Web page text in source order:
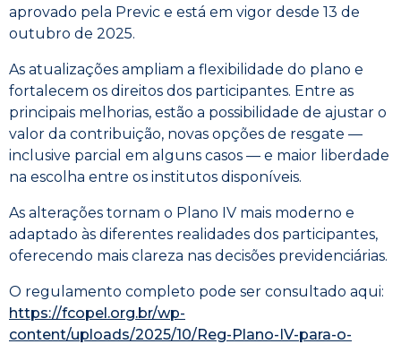
aprovado pela Previc e está em vigor desde 13 de
outubro de 2025.
As atualizações ampliam a flexibilidade do plano e
fortalecem os direitos dos participantes. Entre as
principais melhorias, estão a possibilidade de ajustar o
valor da contribuição, novas opções de resgate —
inclusive parcial em alguns casos — e maior liberdade
na escolha entre os institutos disponíveis.
As alterações tornam o Plano IV mais moderno e
adaptado às diferentes realidades dos participantes,
oferecendo mais clareza nas decisões previdenciárias.
O regulamento completo pode ser consultado aqui:
https://fcopel.org.br/wp-
content/uploads/2025/10/Reg-Plano-IV-para-o-